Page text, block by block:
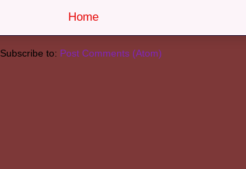
Home
Subscribe to: Post Comments (Atom)